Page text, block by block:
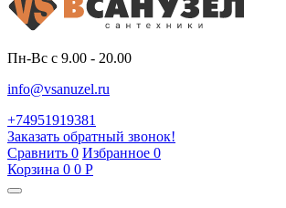
Пн-Вс с 9.00 - 20.00
info@vsanuzel.ru
+74951919381
Заказать обратный звонок!
Сравнить 0 Избранное 0
Корзина 0 0 Р